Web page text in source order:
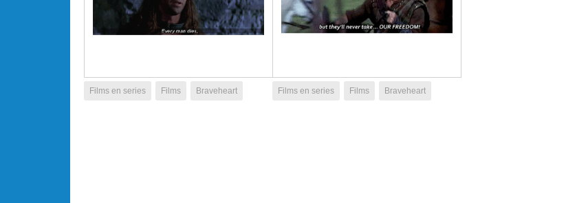
Films en series Films Braveheart Films en series Films Braveheart